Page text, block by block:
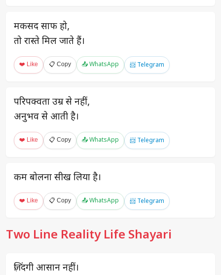
मकसद साफ हो,
तो रास्ते मिल जाते हैं।
❤️ Like 📋 Copy 📤 WhatsApp 📨 Telegram
परिपक्वता उम्र से नहीं,
अनुभव से आती है।
❤️ Like 📋 Copy 📤 WhatsApp 📨 Telegram
कम बोलना सीख लिया है।
❤️ Like 📋 Copy 📤 WhatsApp 📨 Telegram
Two Line Reality Life Shayari
ज़िंदगी आसान नहीं।